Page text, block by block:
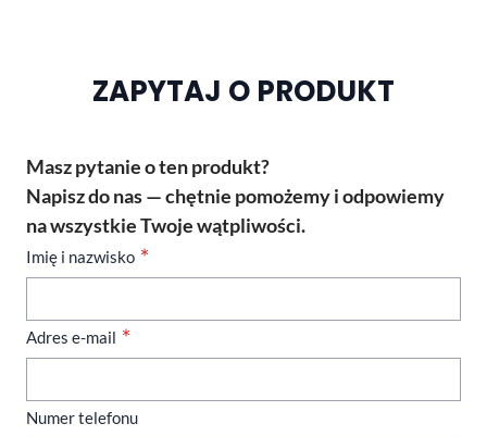
ZAPYTAJ O PRODUKT
Masz pytanie o ten produkt?
Napisz do nas — chętnie pomożemy i odpowiemy
na wszystkie Twoje wątpliwości.
Imię i nazwisko
Adres e-mail
Numer telefonu